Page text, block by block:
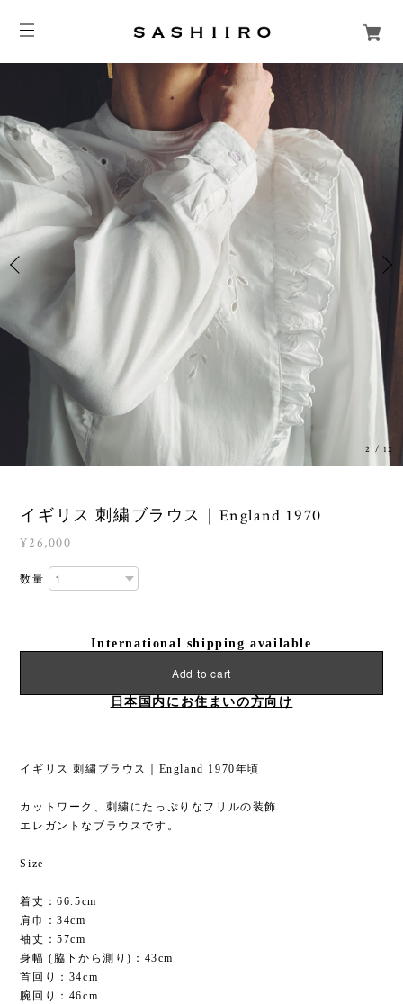
3 / 12
イギリス 刺繍ブラウス｜England 1970
¥26,000
数量
International shipping available
Add to cart
日本国内にお住まいの方向け
イギリス 刺繍ブラウス｜England 1970年頃
カットワーク、刺繍にたっぷりなフリルの装飾
エレガントなブラウスです。
Size
着丈：66.5cm
肩巾：34cm
袖丈：57cm
身幅 (脇下から測り)：43cm
首回り：34cm
腕回り：46cm